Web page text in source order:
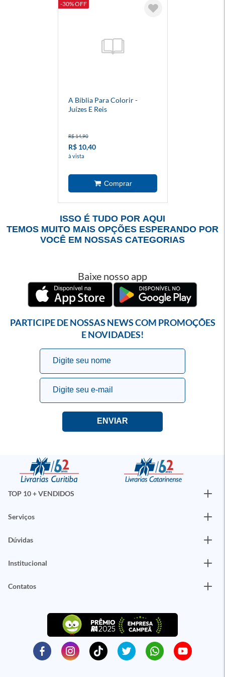
-30% OFF
A Bíblia Para Colorir -
Juízes E Reis
R$ 14,90
R$ 10,40
à vista
ISSO É TUDO POR AQUI
TEMOS MUITO MAIS OPÇÕES ESPERANDO POR
VOCÊ EM NOSSAS CATEGORIAS
Baixe nosso app
PARTICIPE DE NOSSAS NEWS COM PROMOÇÕES
E NOVIDADES!
TOP 10 + VENDIDOS
Serviços
Dúvidas
Institucional
Contatos